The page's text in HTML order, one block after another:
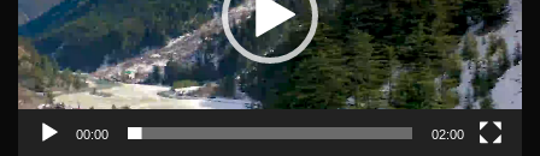
00:00 02:00